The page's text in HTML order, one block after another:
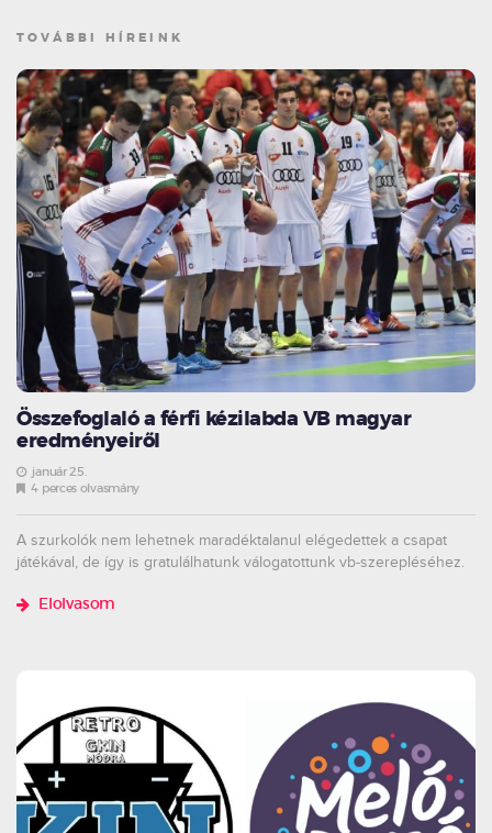
TOVÁBBI HÍREINK
Összefoglaló a férfi kézilabda VB magyar
eredményeiről
január 25.
4 perces olvasmány
A szurkolók nem lehetnek maradéktalanul elégedettek a csapat
játékával, de így is gratulálhatunk válogatottunk vb-szerepléséhez.
Elolvasom